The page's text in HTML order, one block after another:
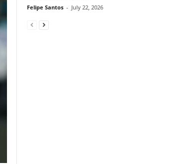
Felipe Santos - July 22, 2026